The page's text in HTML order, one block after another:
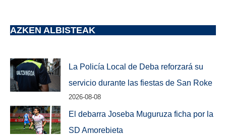
AZKEN ALBISTEAK
La Policía Local de Deba reforzará su
servicio durante las fiestas de San Roke
2026-08-08
El debarra Joseba Muguruza ficha por la
SD Amorebieta